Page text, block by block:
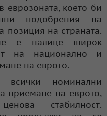
еврозоната, което би
подобрения на
позиция на страната.
е налице широк
на национално и
на еврото.
всички номинални
приемане на еврото,
стабилност.